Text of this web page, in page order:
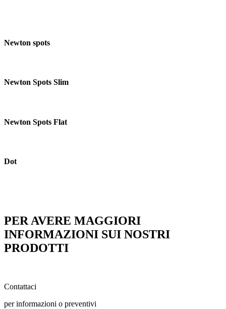
Newton spots
Newton Spots Slim
Newton Spots Flat
Dot
PER AVERE MAGGIORI
INFORMAZIONI SUI NOSTRI
PRODOTTI
Contattaci
per informazioni o preventivi